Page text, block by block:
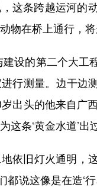
这条跨越运河的
物在桥上通行，
的第二个大工程
行测量。边干边
出头的他来自广
这条‘黄金水道’出
旧灯火通明，这
都说这像是在造‘